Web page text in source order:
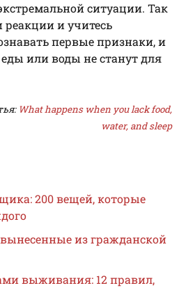
ситуации. Так
реакции и учитесь
первые признаки, и
еды или воды не станут для
What happens when you lack food,
water, and sleep
200 вещей, которые
из гражданской
выживания: 12 правил,